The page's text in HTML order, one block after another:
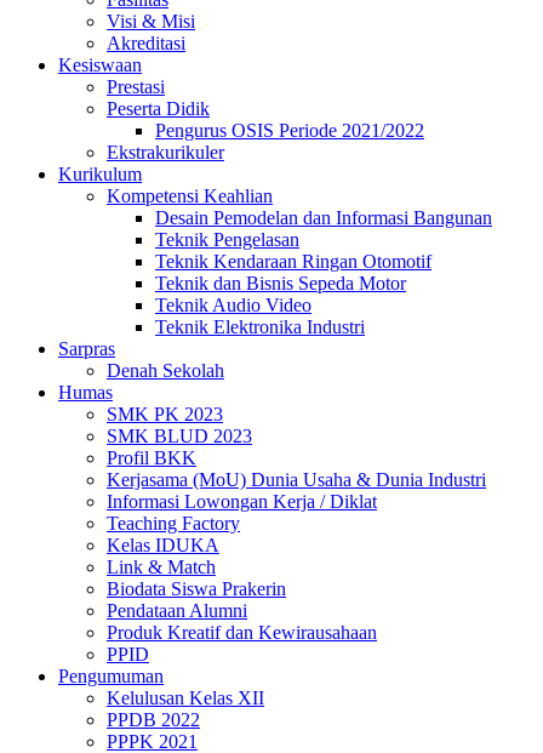
Visi & Misi
Akreditasi
Kesiswaan
Prestasi
Peserta Didik
Pengurus OSIS Periode 2021/2022
Ekstrakurikuler
Kurikulum
Kompetensi Keahlian
Desain Pemodelan dan Informasi Bangunan
Teknik Pengelasan
Teknik Kendaraan Ringan Otomotif
Teknik dan Bisnis Sepeda Motor
Teknik Audio Video
Teknik Elektronika Industri
Sarpras
Denah Sekolah
Humas
SMK PK 2023
SMK BLUD 2023
Profil BKK
Kerjasama (MoU) Dunia Usaha & Dunia Industri
Informasi Lowongan Kerja / Diklat
Teaching Factory
Kelas IDUKA
Link & Match
Biodata Siswa Prakerin
Pendataan Alumni
Produk Kreatif dan Kewirausahaan
PPID
Pengumuman
Kelulusan Kelas XII
PPDB 2022
PPPK 2021